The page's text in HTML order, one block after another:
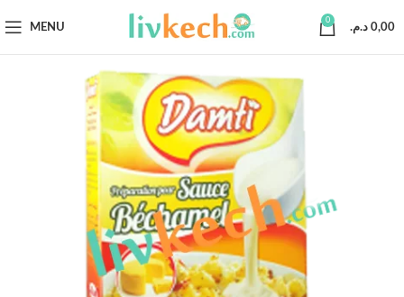
MENU
0
0,00 د.م.